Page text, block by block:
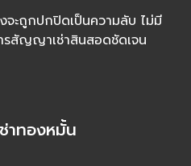
ะถูกปกปิดเป็นความลับ ไม่มี
สัญญาเช่าสินสอดชัดเจน
าทองหมั้น